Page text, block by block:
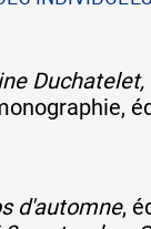
d'automne,